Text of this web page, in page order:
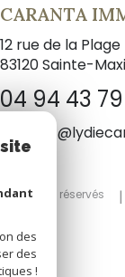
CARANTA
12 rue de la Plage
83120Sainte-
04 94 43
droits réservés
des
des
!